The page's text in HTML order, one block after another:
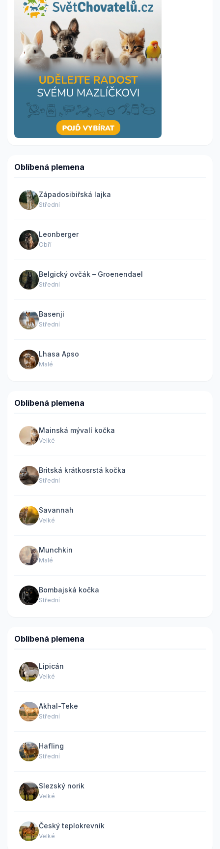
Oblíbená plemena
Západosibiřská lajka
Střední
Leonberger
Obří
Belgický ovčák – Groenendael
Střední
Basenji
Střední
Lhasa Apso
Malé
Oblíbená plemena
Mainská mývalí kočka
Velké
Britská krátkosrstá kočka
Střední
Savannah
Velké
Munchkin
Malé
Bombajská kočka
Střední
Oblíbená plemena
Lipicán
Velké
Akhal-Teke
Střední
Hafling
Střední
Slezský norik
Velké
Český teplokrevník
Velké